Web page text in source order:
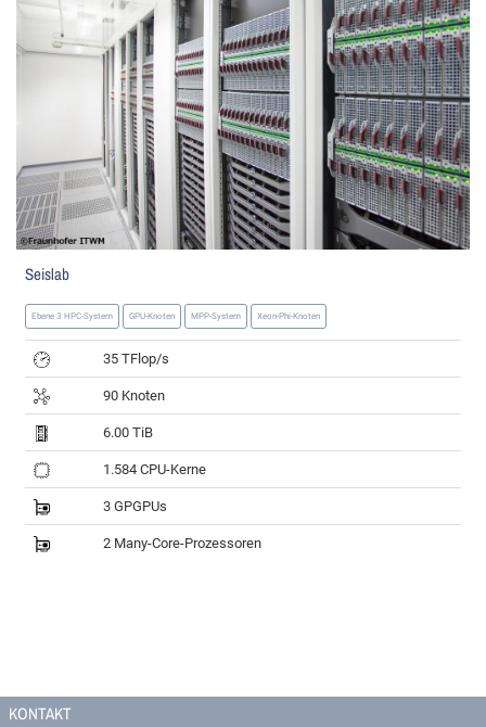
Seislab
Ebene 3 HPC-System GPU-Knoten MPP-System Xeon-Phi-Knoten
35 TFlop/s
90 Knoten
6.00 TiB
1.584 CPU-Kerne
3 GPGPUs
2 Many-Core-Prozessoren
KONTAKT